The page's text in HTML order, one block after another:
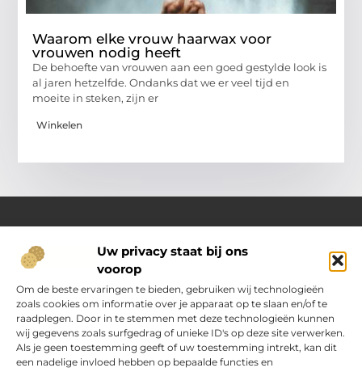
Uw privacy staat bij ons
voorop
Om de beste ervaringen te bieden, gebruiken wij technologieën
zoals cookies om informatie over je apparaat op te slaan en/of te
raadplegen. Door in te stemmen met deze technologieën kunnen
wij gegevens zoals surfgedrag of unieke ID's op deze site verwerken.
Als je geen toestemming geeft of uw toestemming intrekt, kan dit
een nadelige invloed hebben op bepaalde functies en
Waarom elke vrouw haarwax voor
vrouwen nodig heeft
De behoefte van vrouwen aan een goed gestylde look is
al jaren hetzelfde. Ondanks dat we er veel tijd en
moeite in steken, zijn er
Winkelen
Over Oranje-web.nl
Dé plek voor praktische inzichten en dagelijkse inspiratie
Verken een gevarieerd aanbod aan artikelen en blogs
boordevol handige tips, slimme ideeën en verrassende
inzichten. Alles om jouw dagelijks leven nét wat eenvoudiger
en leuker te maken.
Main Links